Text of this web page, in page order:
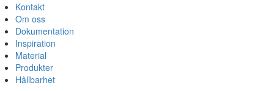
Kontakt
Om oss
Dokumentation
Inspiration
Material
Produkter
Hållbarhet